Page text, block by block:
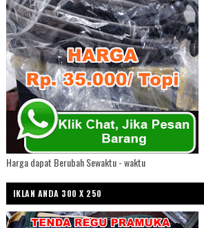
Harga dapat Berubah Sewaktu - waktu
IKLAN ANDA 300 X 250